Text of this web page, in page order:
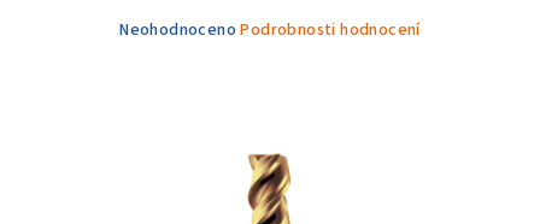
Průměrné
Neohodnoceno Podrobnosti hodnocení